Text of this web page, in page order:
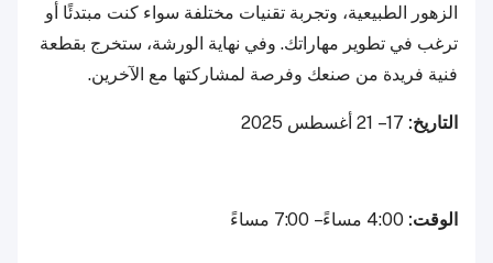
الزهور الطبيعية، وتجربة تقنيات مختلفة سواء كنت مبتدئًا أو
ترغب في تطوير مهاراتك. وفي نهاية الورشة، ستخرج بقطعة
فنية فريدة من صنعك وفرصة لمشاركتها مع الآخرين.
التاريخ: 17 – 21 أغسطس 2025
الوقت: 4:00 مساءً – 7:00 مساءً